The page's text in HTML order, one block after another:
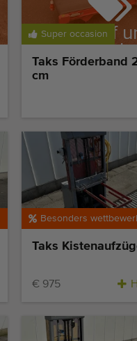
Super occasion
Verkauf
Taks Förderband
cm
Taks
€ 975